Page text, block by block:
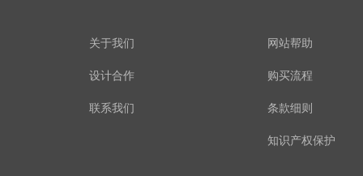
关于我们
设计合作
联系我们
网站帮助
购买流程
条款细则
知识产权保护